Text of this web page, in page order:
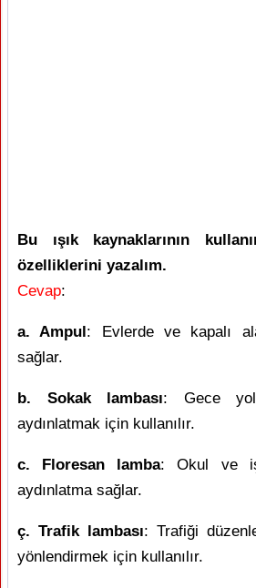
Bu ışık kaynaklarının
özelliklerini yazalım.
Cevap:
a. Ampul: Evlerde ve kapalı
sağlar.
b. Sokak lambası: Gece
aydınlatmak için kullanılır.
c. Floresan lamba: Okul ve
aydınlatma sağlar.
ç. Trafik lambası: Trafiği
yönlendirmek için kullanılır.